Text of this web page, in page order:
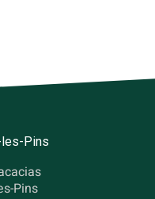
Pins
Pins